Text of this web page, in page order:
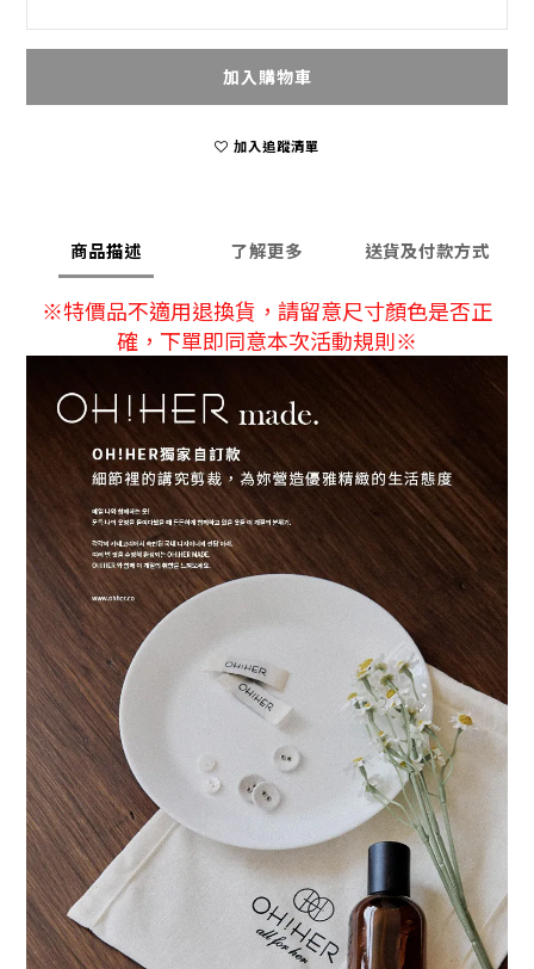
加入購物車
加入追蹤清單
商品描述 了解更多 送貨及付款方式
※特價品不適用退換貨，請留意尺寸顏色是否正
確，下單即同意本次活動規則※